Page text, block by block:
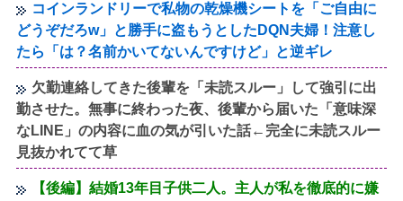
コインランドリーで私物の乾燥機シートを「ご自由に
どうぞだろw」と勝手に盗もうとしたDQN夫婦！注意し
たら「は？名前かいてないんですけど」と逆ギレ
欠勤連絡してきた後輩を「未読スルー」して強引に出
勤させた。無事に終わった夜、後輩から届いた「意味深
なLINE」の内容に血の気が引いた話←完全に未読スルー
見抜かれてて草
【後編】結婚13年目子供二人。主人が私を徹底的に嫌